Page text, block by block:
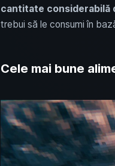
cantitate considerabilă
trebui să le consumi în
Cele mai bune